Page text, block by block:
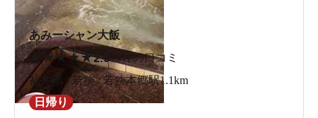
あみーシャン大飯
★ ★★★★2.513件の口コミ
福井県 / 若狭 / 若狭本郷駅1.1km
日帰り